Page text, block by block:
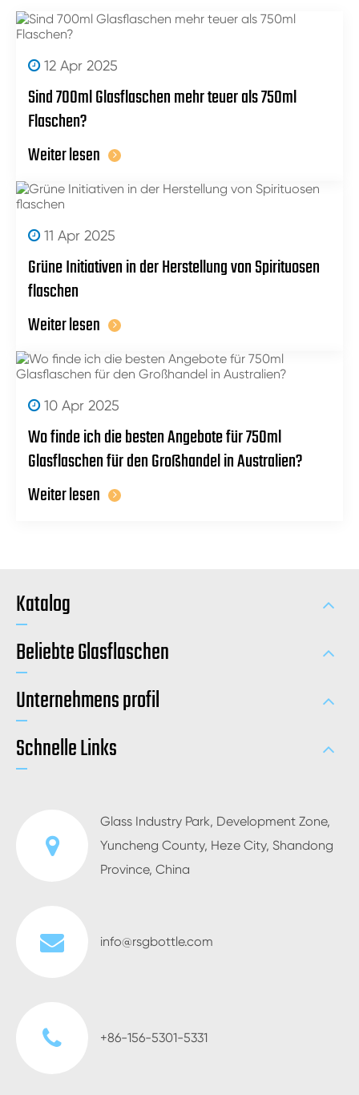
12 Apr 2025
Sind 700ml Glasflaschen mehr teuer als 750ml
Flaschen?
Weiter lesen
11 Apr 2025
Grüne Initiativen in der Herstellung von Spirituosen
flaschen
Weiter lesen
10 Apr 2025
Wo finde ich die besten Angebote für 750ml
Glasflaschen für den Großhandel in Australien?
Weiter lesen
Katalog
Beliebte Glasflaschen
Unternehmens profil
Schnelle Links
Glass Industry Park, Development Zone,
Yuncheng County, Heze City, Shandong
Province, China
info@rsgbottle.com
+86-156-5301-5331